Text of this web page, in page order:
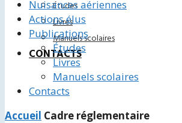
Études
Livres
Manuels scolaires
CONTACTS
Nuisances aériennes
Actions élus
Publications
Études
Livres
Manuels scolaires
Contacts
Accueil Cadre réglementaire